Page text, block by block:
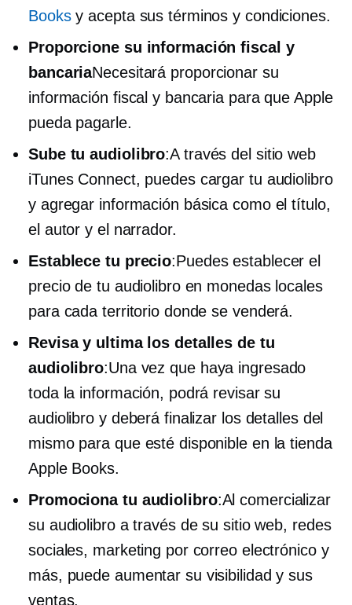
Booksy acepta sus términos y condiciones.
Proporcione su información fiscal y
bancariaNecesitará proporcionar su
información fiscal y bancaria para que Apple
pueda pagarle.
Sube tu audiolibro:A través del sitio web
iTunes Connect, puedes cargar tu audiolibro
y agregar información básica como el título,
el autor y el narrador.
Establece tu precio:Puedes establecer el
precio de tu audiolibro en monedas locales
para cada territorio donde se venderá.
Revisa y ultima los detalles de tu
audiolibro:Una vez que haya ingresado
toda la información, podrá revisar su
audiolibro y deberá finalizar los detalles del
mismo para que esté disponible en la tienda
Apple Books.
Promociona tu audiolibro:Al comercializar
su audiolibro a través de su sitio web, redes
sociales, marketing por correo electrónico y
más, puede aumentar su visibilidad y sus
ventas.